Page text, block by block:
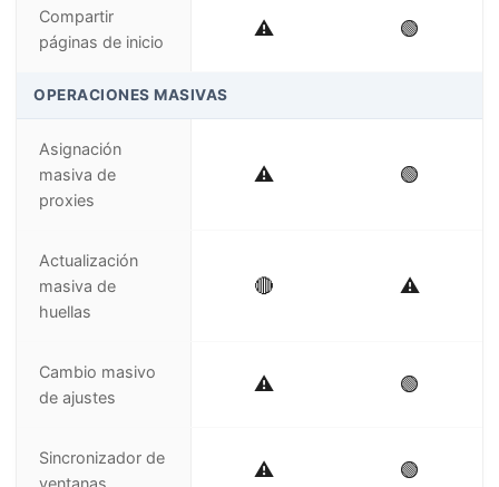
Compartir
páginas de inicio
⚠️ 🟢
OPERACIONES MASIVAS
Asignación
masiva de
proxies
⚠️ 🟢
Actualización
masiva de
huellas
🔴 ⚠️
Cambio masivo
de ajustes
⚠️ 🟢
Sincronizador de
ventanas
⚠️ 🟢